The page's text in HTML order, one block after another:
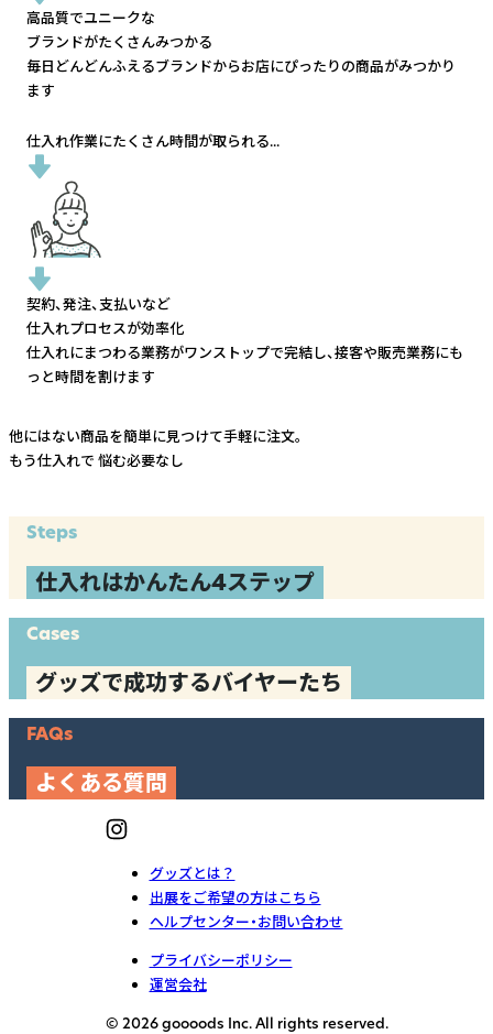
高品質でユニークな
ブランドがたくさんみつかる
毎日どんどんふえるブランドからお店にぴったりの商品がみつかり
ます
仕入れ作業にたくさん時間が取られる...
契約、発注、支払いなど
仕入れプロセスが効率化
仕入れにまつわる業務がワンストップで完結し、接客や販売業務にも
っと時間を割けます
他にはない商品を簡単に見つけて手軽に注文。
もう仕入れで 悩む必要なし
Steps
仕入れはかんたん4ステップ
Cases
グッズで成功するバイヤーたち
FAQs
よくある質問
グッズとは？
出展をご希望の方はこちら
ヘルプセンター・お問い合わせ
プライバシーポリシー
運営会社
© 2026 goooods Inc. All rights reserved.